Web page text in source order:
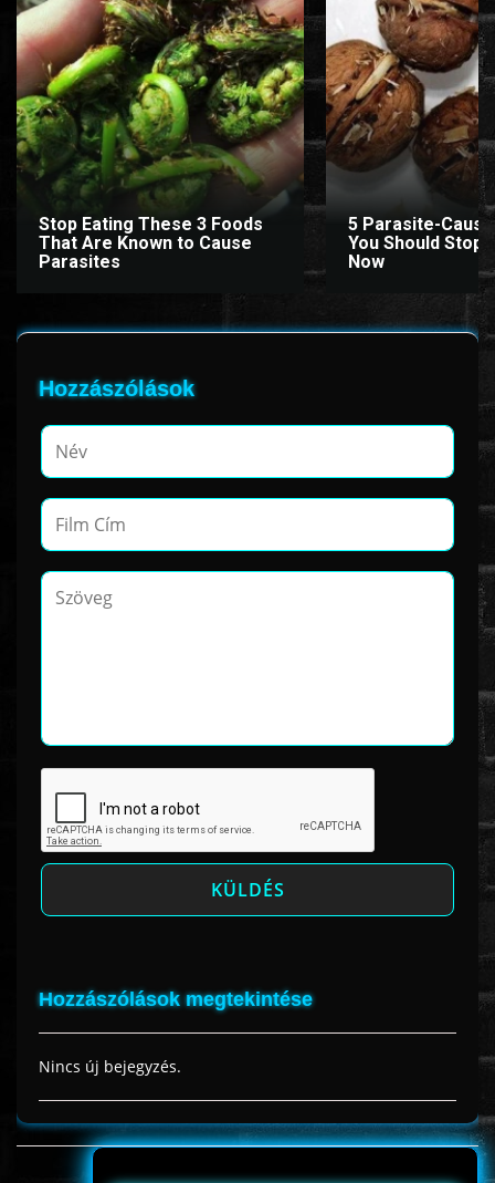
Stop Eating These 3 Foods
That Are Known to Cause
Parasites
5 Parasite-
You Should Stop
Now
Hozzászólások
Hozzászólások megtekintése
Nincs új bejegyzés.